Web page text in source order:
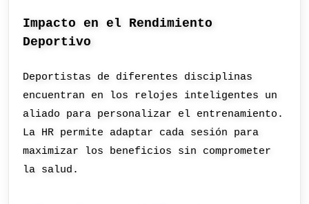
Impacto en el Rendimiento
Deportivo
Deportistas de diferentes disciplinas
encuentran en los relojes inteligentes un
aliado para personalizar el entrenamiento.
La HR permite adaptar cada sesión para
maximizar los beneficios sin comprometer
la salud.